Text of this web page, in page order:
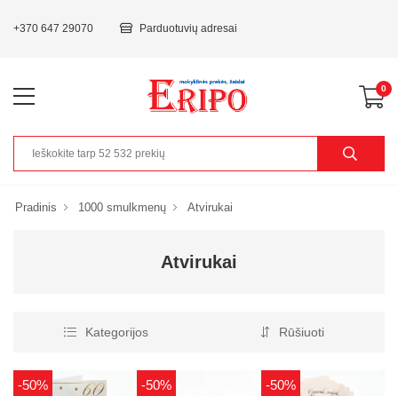
+370 647 29070 Parduotuvių adresai
0
Pradinis 1000 smulkmenų Atvirukai
Atvirukai
Kategorijos Rūšiuoti
-50% -50% -50%